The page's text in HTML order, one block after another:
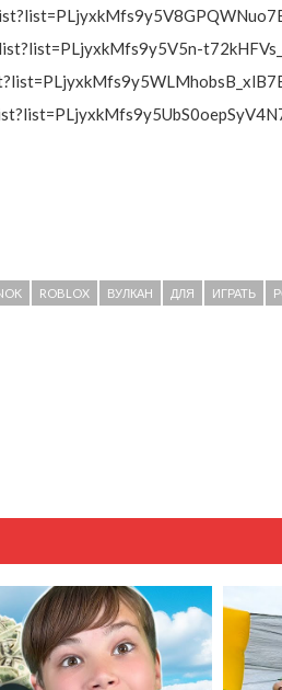
ROBLOX ВУЛКАН ДЛЯ ИГРАТЬ